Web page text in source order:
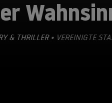
& THRILLER• VEREINIGTE